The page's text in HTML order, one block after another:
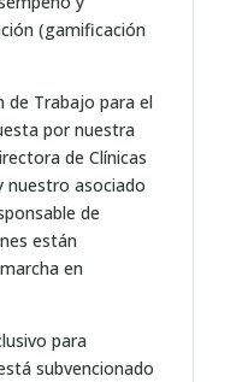
(gamificación
de Trabajo para el
por nuestra
de Clínicas
nuestro asociado
de
están
en
para
subvencionado